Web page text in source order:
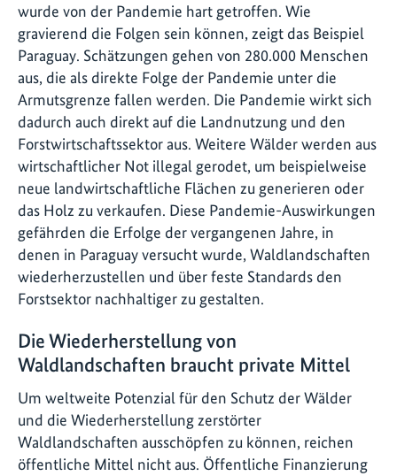
wurde von der Pandemie hart getroffen. Wie
gravierend die Folgen sein können, zeigt das Beispiel
Paraguay. Schätzungen gehen von 280.000 Menschen
aus, die als direkte Folge der Pandemie unter die
Armutsgrenze fallen werden. Die Pandemie wirkt sich
dadurch auch direkt auf die Landnutzung und den
Forstwirtschaftssektor aus. Weitere Wälder werden aus
wirtschaftlicher Not illegal gerodet, um beispielweise
neue landwirtschaftliche Flächen zu generieren oder
das Holz zu verkaufen. Diese Pandemie-Auswirkungen
gefährden die Erfolge der vergangenen Jahre, in
denen in Paraguay versucht wurde, Waldlandschaften
wiederherzustellen und über feste Standards den
Forstsektor nachhaltiger zu gestalten.
Die Wiederherstellung von
Waldlandschaften braucht private Mittel
Um weltweite Potenzial für den Schutz der Wälder
und die Wiederherstellung zerstörter
Waldlandschaften ausschöpfen zu können, reichen
öffentliche Mittel nicht aus. Öffentliche Finanzierung